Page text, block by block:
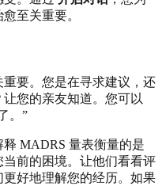
至关重要。
要。您是在寻求建议，还
您的亲友知道。您可以
。”
MADRS 量表衡量的是
前的困境。让他们看看评
好地理解您的经历。如果